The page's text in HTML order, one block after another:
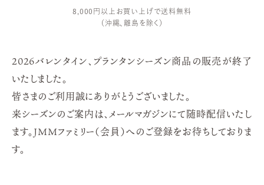
8,000円以上お買い上げで送料無料
（沖縄、離島を除く）
2026バレンタイン、プランタンシーズン商品の販売が終了
いたしました。
皆さまのご利用誠にありがとうございました。
来シーズンのご案内は、メールマガジンにて随時配信いたし
ます。ＪＭＭファミリー（会員）へのご登録をお待ちしておりま
す。